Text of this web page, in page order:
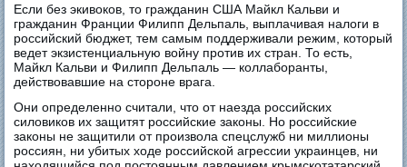
Если без экивоков, то гражданин США Майкл Кальви и
гражданин Франции Филипп Дельпаль, выплачивая налоги в
российский бюджет, тем самым поддерживали режим, который
ведет экзистенциальную войну против их стран. То есть,
Майкл Кальви и Филипп Дельпаль — коллаборанты,
действовавшие на стороне врага.
Они определенно считали, что от наезда российских
силовиков их защитят российские законы. Но российские
законы не защитили от произвола спецслужб ни миллионы
россиян, ни убитых ходе российской агрессии украинцев, ни